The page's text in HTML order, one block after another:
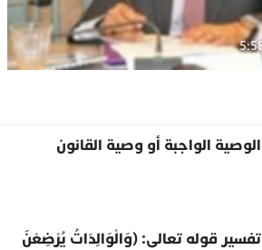
الوصية الواجبة أو وصية القانون
تفسير قوله تعالى: (وَالْوَالِدَاتُ يُرْضِعْنَ